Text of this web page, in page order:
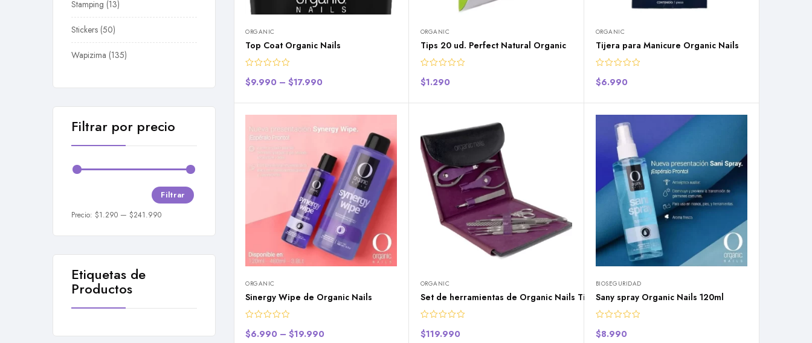
Stamping 13
Stickers 50
Wapizima 135
Filtrar por precio
Filtrar
Precio: $1.290 — $241.990
Etiquetas de
Productos
ORGANIC
Top Coat Organic Nails
$9.990 – $17.990
ORGANIC
Tips 20 ud. Perfect Natural Organic
$1.290
ORGANIC
Tijera para Manicure Organic Nails
$6.990
ORGANIC
Sinergy Wipe de Organic Nails
$6.990 – $19.990
ORGANIC
Set de herramientas de Organic Nails Titanium Inoxidable
$119.990
BIOSEGURIDAD
Sany spray Organic Nails 120ml
$8.990